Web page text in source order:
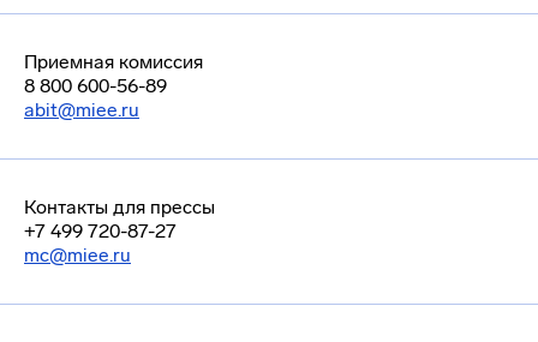
Приемная комиссия
8 800 600-56-89
abit@miee.ru
Контакты для прессы
+7 499 720-87-27
mc@miee.ru